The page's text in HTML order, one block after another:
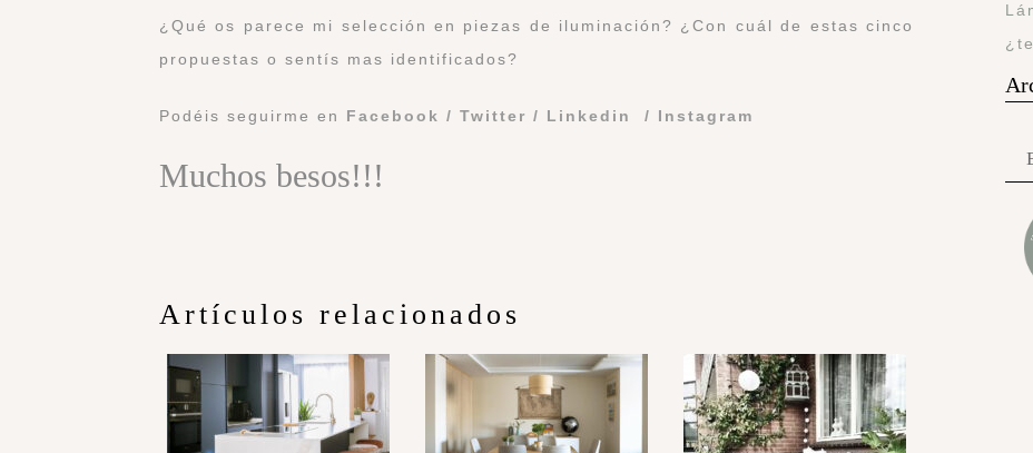
¿Qué os parece mi selección en piezas de iluminación? ¿Con cuál de estas cinco
propuestas o sentís mas identificados?
Podéis seguirme en Facebook / Twitter / Linkedin / Instagram
Muchos besos!!!
Artículos relacionados